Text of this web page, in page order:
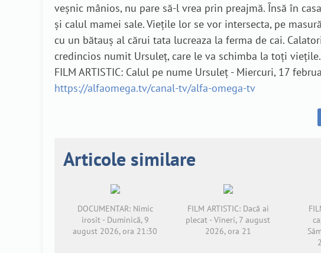
veșnic mânios, nu pare să-l vrea prin preajmă. Însă în
și calul mamei sale. Viețile lor se vor intersecta, pe
cu un bătauș al cărui tata lucreaza la ferma de cai.
credincios numit Ursuleț, care le va schimba la toți viețile.
FILM ARTISTIC: Calul pe nume Ursuleț - Miercuri, 17
https://alfaomega.tv/canal-tv/alfa-omega-tv
Articole similare
DOCUMENTAR: Nimic
irosit - Duminică, 9
august 2026, ora 21:30
FILM ARTISTIC: Dacă ai
plecat - Vineri, 7 august
2026, ora 21